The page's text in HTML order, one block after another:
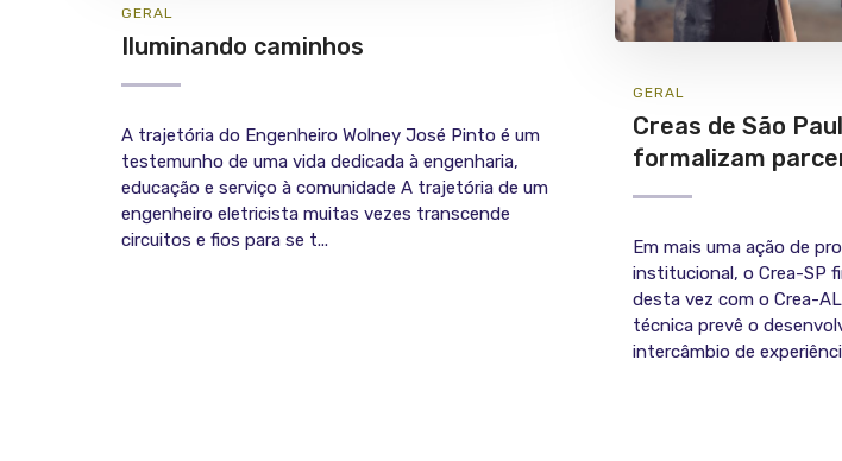
GERAL
Iluminando caminhos
A trajetória do Engenheiro Wolney José Pinto é um
testemunho de uma vida dedicada à engenharia,
educação e serviço à comunidade A trajetória de um
engenheiro eletricista muitas vezes transcende
circuitos e fios para se t...
GERAL
Creas de São
formalizam
Em mais uma ação de
institucional, o Crea-SP
desta vez com o Crea-
técnica prevê o
intercâmbio de